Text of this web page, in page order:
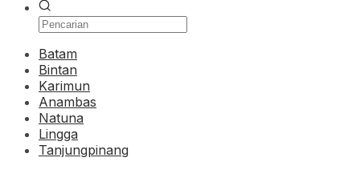
Batam
Bintan
Karimun
Anambas
Natuna
Lingga
Tanjungpinang